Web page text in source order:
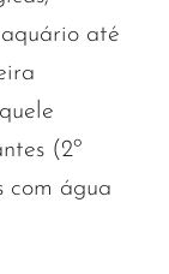
até
(2º
com água